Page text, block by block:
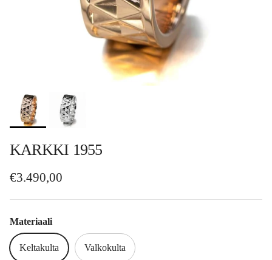
KARKKI 1955
Normaalihinta
€3.490,00
Materiaali
Keltakulta Valkokulta